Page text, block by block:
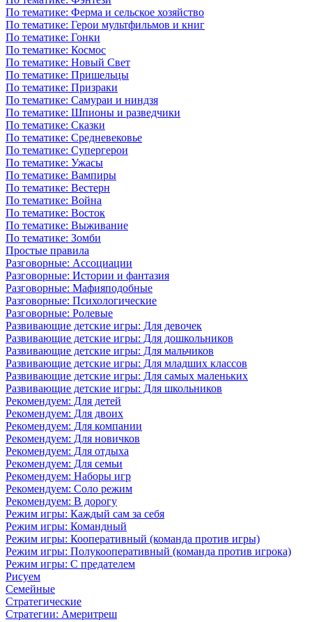
По тематике: Ферма и сельское хозяйство
По тематике: Герои мультфильмов и книг
По тематике: Гонки
По тематике: Космос
По тематике: Новый Свет
По тематике: Пришельцы
По тематике: Призраки
По тематике: Самураи и ниндзя
По тематике: Шпионы и разведчики
По тематике: Сказки
По тематике: Средневековье
По тематике: Супергерои
По тематике: Ужасы
По тематике: Вампиры
По тематике: Вестерн
По тематике: Война
По тематике: Восток
По тематике: Выживание
По тематике: Зомби
Простые правила
Разговорные: Ассоциации
Разговорные: Истории и фантазия
Разговорные: Мафияподобные
Разговорные: Психологические
Разговорные: Ролевые
Развивающие детские игры: Для девочек
Развивающие детские игры: Для дошкольников
Развивающие детские игры: Для мальчиков
Развивающие детские игры: Для младших классов
Развивающие детские игры: Для самых маленьких
Развивающие детские игры: Для школьников
Рекомендуем: Для детей
Рекомендуем: Для двоих
Рекомендуем: Для компании
Рекомендуем: Для новичков
Рекомендуем: Для отдыха
Рекомендуем: Для семьи
Рекомендуем: Наборы игр
Рекомендуем: Соло режим
Рекомендуем: В дорогу
Режим игры: Каждый сам за себя
Режим игры: Командный
Режим игры: Кооперативный (команда против игры)
Режим игры: Полукооперативный (команда против игрока)
Режим игры: С предателем
Рисуем
Семейные
Стратегические
Стратегии: Америтреш